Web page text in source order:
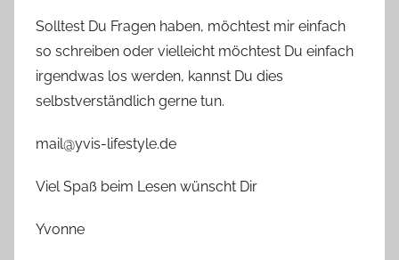
Solltest Du Fragen haben, möchtest mir einfach
so schreiben oder vielleicht möchtest Du einfach
irgendwas los werden, kannst Du dies
selbstverständlich gerne tun.
mail@yvis-lifestyle.de
Viel Spaß beim Lesen wünscht Dir
Yvonne